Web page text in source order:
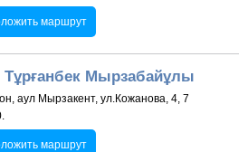
маршрут
Тұрғанбек Мырзабайұлы
аул Мырзакент, ул.Кожанова, 4, 7
маршрут